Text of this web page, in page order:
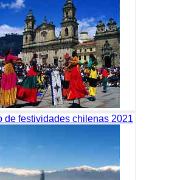
de festividades chilenas 2021